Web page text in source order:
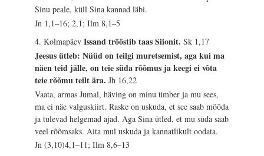
Sinu peale, küll Sina kannad läbi.
Jn 1,1–16; 2,1; Ilm 8,1–5
4. KolmapäevIssand trööstib taas Siionit.Sk 1,17
Jeesus ütleb: Nüüd on teilgi muretsemist, aga kui ma
näen teid jälle, on teie süda rõõmus ja keegi ei võta
teie rõõmu teilt ära.Jh 16,22
Vaata, armas Jumal, häving on minu ümber ja mu sees,
ma ei näe valguskiirt. Raske on uskuda, et see saab mööda
ja tulevad helgemad ajad. Aga Sina ütled, et mu süda saab
veel rõõmsaks. Aita mul uskuda ja kannatlikult oodata.
Jn (3,10)4,1–11; Ilm 8,6–13